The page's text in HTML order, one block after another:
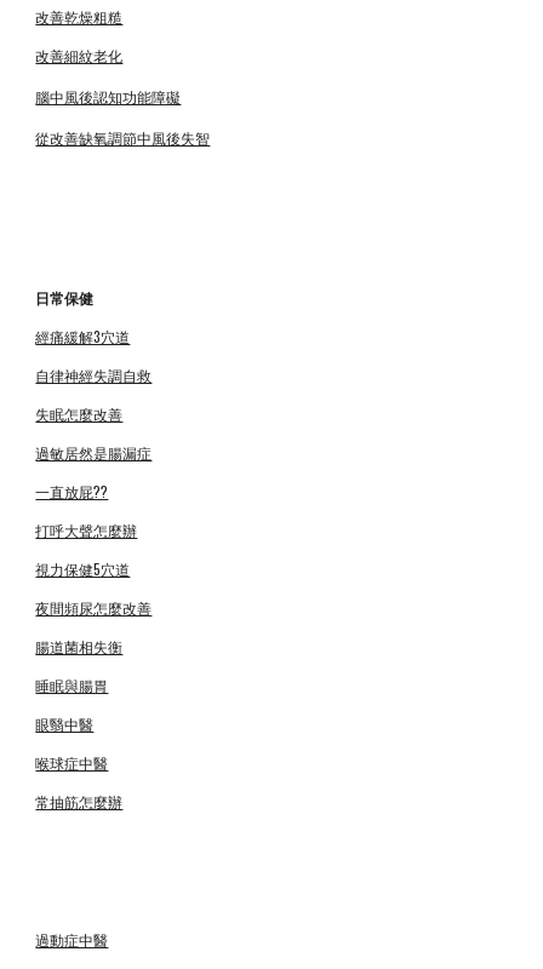
改善乾燥粗糙
改善細紋老化
腦中風後認知功能障礙
從改善缺氧調節中風後失智
日常保健
經痛緩解3穴道
自律神經失調自救
失眠怎麼改善
過敏居然是腸漏症
一直放屁??
打呼大聲怎麼辦
視力保健5穴道
夜間頻尿怎麼改善
腸道菌相失衡
睡眠與腸胃
眼翳中醫
喉球症中醫
常抽筋怎麼辦
過動症中醫